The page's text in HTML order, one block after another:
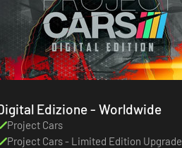
Digital Edizione - Worldwide
Project Cars
Project Cars - Limited Edition Upgrade